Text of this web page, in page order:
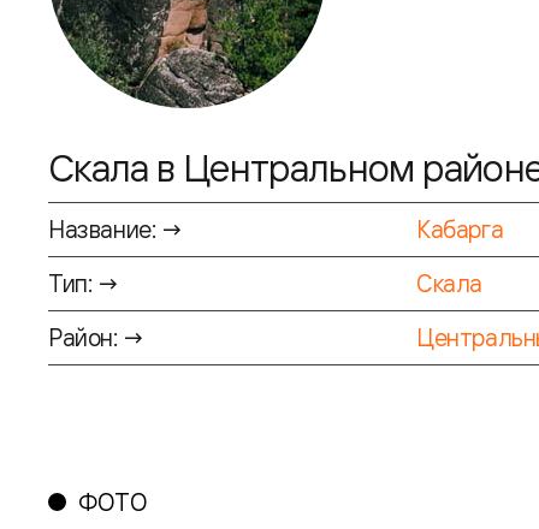
Скала в Центральном
Название: →
Кабарга
Тип: →
Скала
Район: →
ФОТО